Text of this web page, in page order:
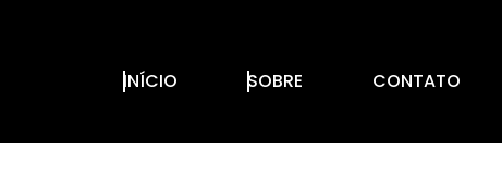
INÍCIO SOBRE CONTATO